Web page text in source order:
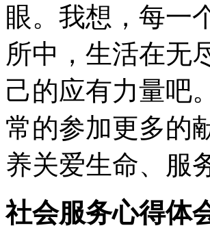
眼。我想，每一
所中，生活在无
己的应有力量吧
常的参加更多的
养关爱生命、服
社会服务心得体